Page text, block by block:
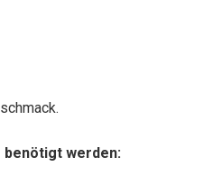
benötigt werden: